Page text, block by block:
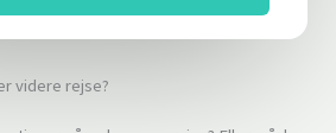
videre rejse?